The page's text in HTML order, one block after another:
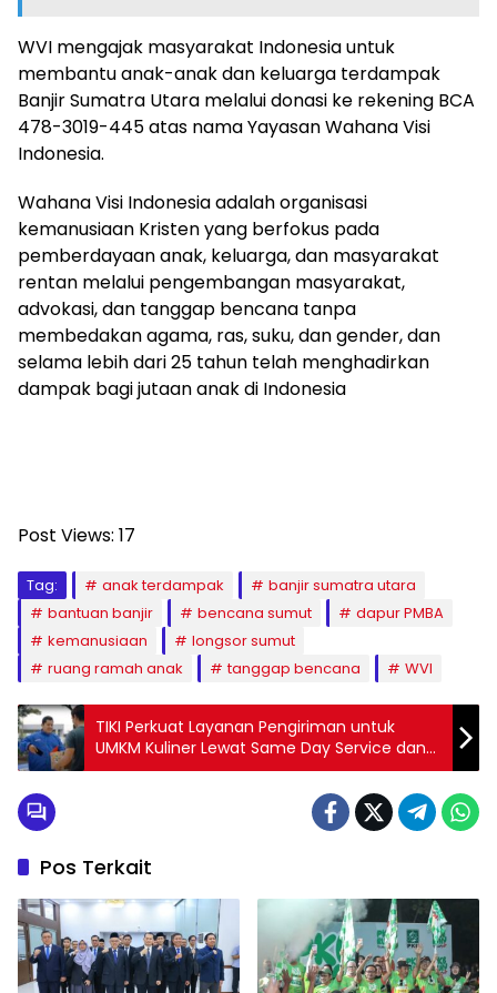
WVI mengajak masyarakat Indonesia untuk
membantu anak-anak dan keluarga terdampak
Banjir Sumatra Utara melalui donasi ke rekening BCA
478-3019-445 atas nama Yayasan Wahana Visi
Indonesia.
Wahana Visi Indonesia adalah organisasi
kemanusiaan Kristen yang berfokus pada
pemberdayaan anak, keluarga, dan masyarakat
rentan melalui pengembangan masyarakat,
advokasi, dan tanggap bencana tanpa
membedakan agama, ras, suku, dan gender, dan
selama lebih dari 25 tahun telah menghadirkan
dampak bagi jutaan anak di Indonesia
Post Views: 17
Tag: anak terdampak
banjir sumatra utara
bantuan banjir
bencana sumut
dapur PMBA
kemanusiaan
longsor sumut
ruang ramah anak
tanggap bencana WVI
TIKI Perkuat Layanan Pengiriman untuk
UMKM Kuliner Lewat Same Day Service dan
FROOZY
Pos Terkait